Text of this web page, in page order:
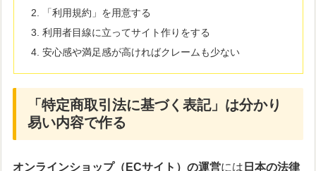
「利用規約」を用意する
利用者目線に立ってサイト作りをする
安心感や満足感が高ければクレームも少ない
「特定商取引法に基づく表記」は分かり
易い内容で作る
オンラインショップ（ECサイト）の運営には 日本の法律